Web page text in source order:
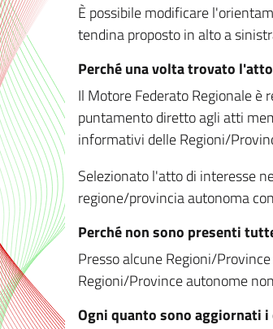
È possibile modificare
tendina proposto in alto a
Perché una volta trovato
Il Motore Federato Regionale è
puntamento diretto agli atti
informativi delle Regioni/
Selezionato l'atto di interesse
regione/provincia autonoma
Perché non sono presenti
Presso alcune Regioni/
Regioni/Province autonome
Ogni quanto sono aggiornati